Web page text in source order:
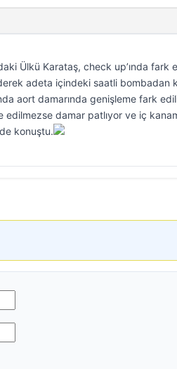
Ülkü Karataş, check up’ında
adeta içindeki saatli bombadan
aort damarında genişleme fark
edilmezse damar patlıyor ve iç
konuştu.